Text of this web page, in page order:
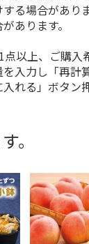
する場合があり
あります。
以上、ご購入
を入力し「再計
入れる」ボタン
。